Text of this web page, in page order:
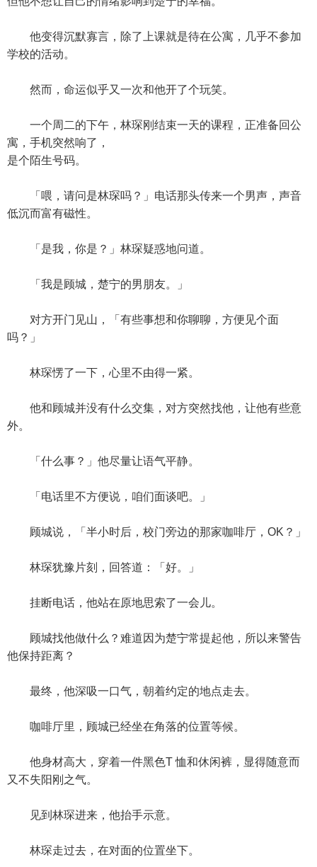
他变得沉默寡言，除了上课就是待在公寓，几乎不参加
学校的活动。
然而，命运似乎又一次和他开了个玩笑。
一个周二的下午，林琛刚结束一天的课程，正准备回公
寓，手机突然响了，
是个陌生号码。
「喂，请问是林琛吗？」电话那头传来一个男声，声音
低沉而富有磁性。
「是我，你是？」林琛疑惑地问道。
「我是顾城，楚宁的男朋友。」
对方开门见山，「有些事想和你聊聊，方便见个面
吗？」
林琛愣了一下，心里不由得一紧。
他和顾城并没有什么交集，对方突然找他，让他有些意
外。
「什么事？」他尽量让语气平静。
「电话里不方便说，咱们面谈吧。」
顾城说，「半小时后，校门旁边的那家咖啡厅，OK？」
林琛犹豫片刻，回答道：「好。」
挂断电话，他站在原地思索了一会儿。
顾城找他做什么？难道因为楚宁常提起他，所以来警告
他保持距离？
最终，他深吸一口气，朝着约定的地点走去。
咖啡厅里，顾城已经坐在角落的位置等候。
他身材高大，穿着一件黑色T 恤和休闲裤，显得随意而
又不失阳刚之气。
见到林琛进来，他抬手示意。
林琛走过去，在对面的位置坐下。